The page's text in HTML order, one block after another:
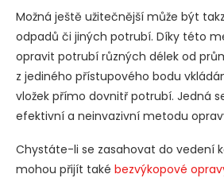
Možná ještě užitečnější může být
odpadů či jiných potrubí. Díky této
opravit potrubí různých délek od
z jediného přístupového bodu
vložek přímo dovnitř potrubí. Jedná
efektivní a neinvazivní metodu
Chystáte-li se zasahovat do vedení
mohou přijít také bezvýkopové